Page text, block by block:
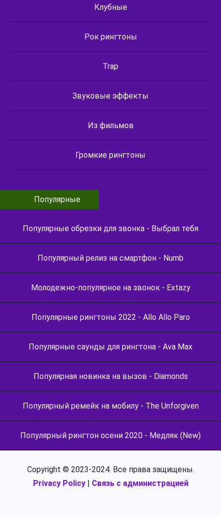
Клубные
Рок рингтоны
Trap
Звуковые эффекты
Из фильмов
Громкие рингтоны
Популярные
Популярные обрезки для звонка - Выбрал тебя
Популярный релиз на смартфон - Numb
Молодежно-популярное на звонок - Extazy
Популярные рингтоны 2022 - Allo Allo Paro
Популярные саунды для рингтона - Ava Max
Популярная новинка на вызов - Diamonds
Популярный ремейк на мобилу - The Unforgiven
Популярный рингтон осени 2020 - Медляк (New)
Copyright © 2023-2024. Все права защищены.
Privacy Policy| Связь с администрацией